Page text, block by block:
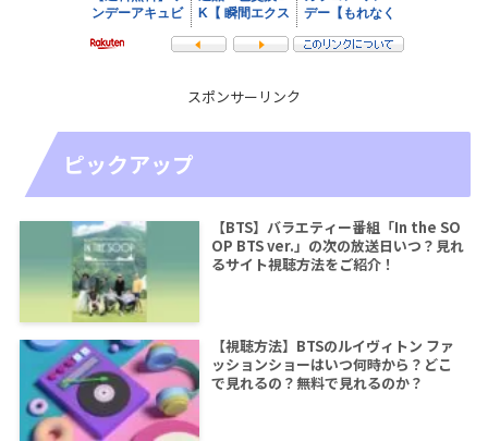
スポンサーリンク
ピックアップ
【BTS】バラエティー番組「In the SO
OP BTS ver.」の次の放送日いつ？見れ
るサイト視聴方法をご紹介！
【視聴方法】BTSのルイヴィトン ファ
ッションショーはいつ何時から？どこ
で見れるの？無料で見れるのか？